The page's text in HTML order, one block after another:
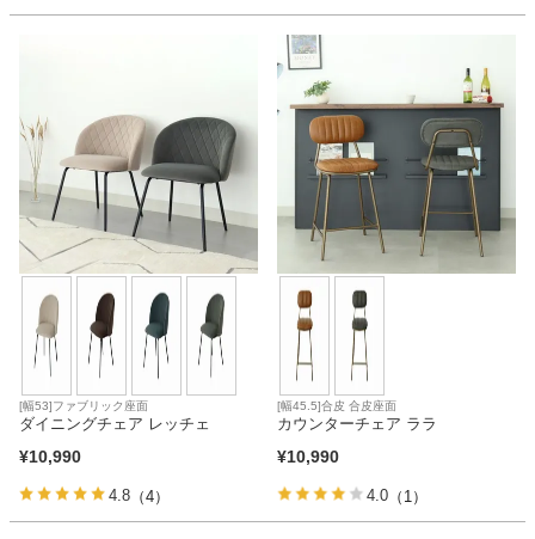
[幅53]ファブリック座面
ダイニングチェア レッチェ
¥10,990
4.8 （4）
[幅45.5]合皮 合皮座面
カウンターチェア ララ
¥10,990
4.0 （1）